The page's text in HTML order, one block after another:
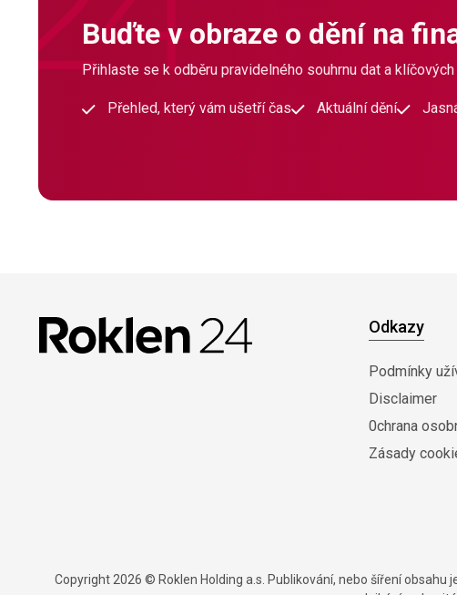
Buďte v obraze o dění na
Přihlaste se k odběru pravidelného souhrnu dat a
Přehled, který vám ušetří čas Aktuální dění
Odkazy
Podmínky
Disclaimer
0chrana
Zásady
Copyright 2026 © Roklen Holding a.s. Publikování, nebo šíření